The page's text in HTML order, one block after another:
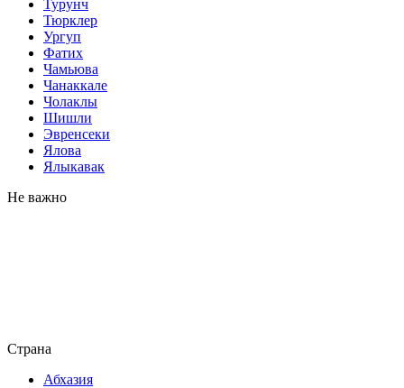
Турунч
Тюрклер
Ургуп
Фатих
Чамьюва
Чанаккале
Чолаклы
Шишли
Эвренсеки
Ялова
Ялыкавак
Не важно
Страна
Абхазия